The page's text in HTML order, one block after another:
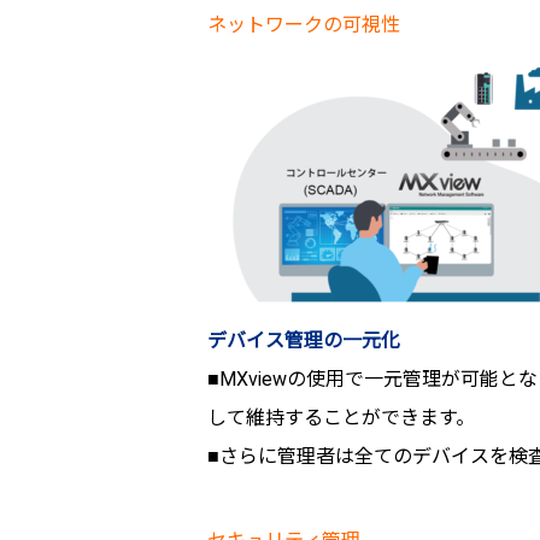
ネットワークの可視性
デバイス管理の一元化
■MXviewの使用で一元管理が可能と
して維持することができます。
■さらに管理者は全てのデバイスを検